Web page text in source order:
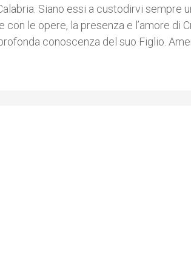
Siano essi a custodirvi sempre
le opere, la presenza e l’amore di
conoscenza del suo Figlio.